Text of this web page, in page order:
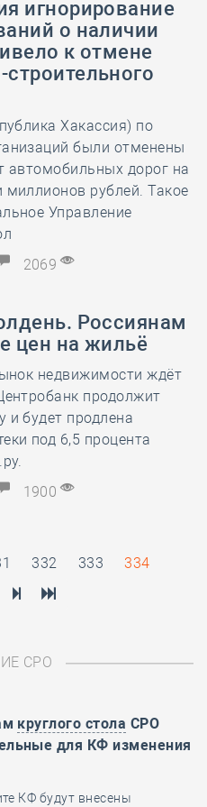
игнорирование
о наличии
к отмене
Хакассия) по
были отменены
автомобильных дорог на
рублей. Такое
Управление
2069
Россиянам
цен на жильё
недвижимости ждёт
продолжит
и будет продлена
под 6,5 процента
1900
332 333
334
СРО
круглого стола СРО
для КФ изменения
КФ будут внесены